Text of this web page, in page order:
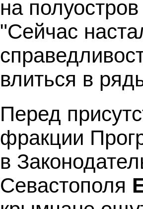
на
"Сейчас
влиться в
Перед
фракции
в
Севастополя